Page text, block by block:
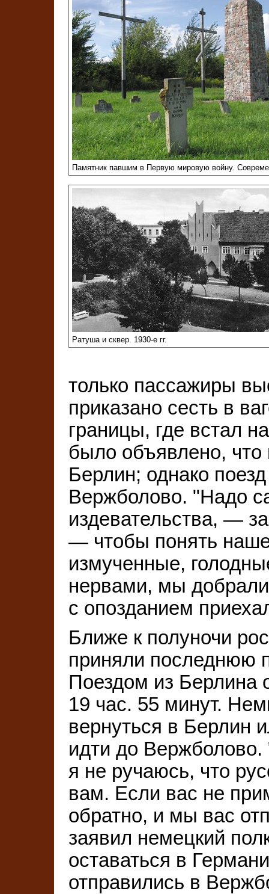
Памятник павшим в Первую мировую войну.
Ратуша и сквер. 1930-е гг.
только пассажиры
приказано сесть в
границы, где встал
было объявлено, что
Берлин; однако
Вержболово. "Надо
издевательства, —
— чтобы понять
измученные,
нервами, мы
с опозданием
Ближе к полуночи
приняли последнюю
Поездом из Берлина
19 час. 55 минут.
вернуться в Берлин
идти до Вержболово.
я не ручаюсь, что
вам. Если вас не
обратно, и мы вас
заявил немецкий
оставаться в
отправились в